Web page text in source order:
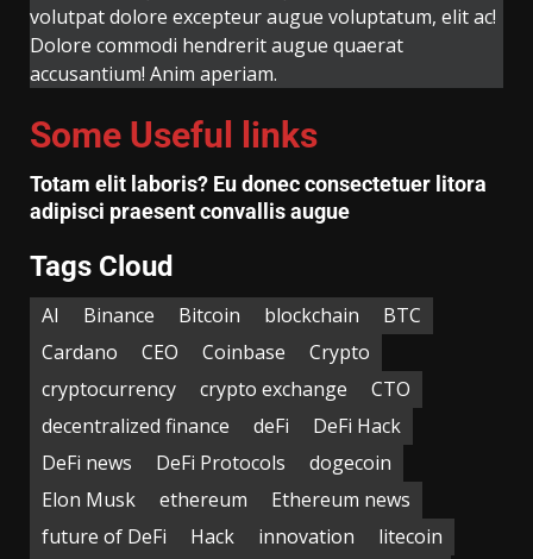
volutpat dolore excepteur augue voluptatum, elit ac!
Dolore commodi hendrerit augue quaerat
accusantium! Anim aperiam.
Some Useful links
Totam elit laboris? Eu donec consectetuer litora
adipisci praesent convallis augue
Tags Cloud
AI Binance Bitcoin blockchain
BTC
Cardano
CEO Coinbase
Crypto
cryptocurrency
crypto exchange
CTO
decentralized finance
deFi
DeFi Hack
DeFi news
DeFi Protocols
dogecoin
Elon Musk
ethereum
Ethereum news
future of DeFi
Hack innovation
litecoin